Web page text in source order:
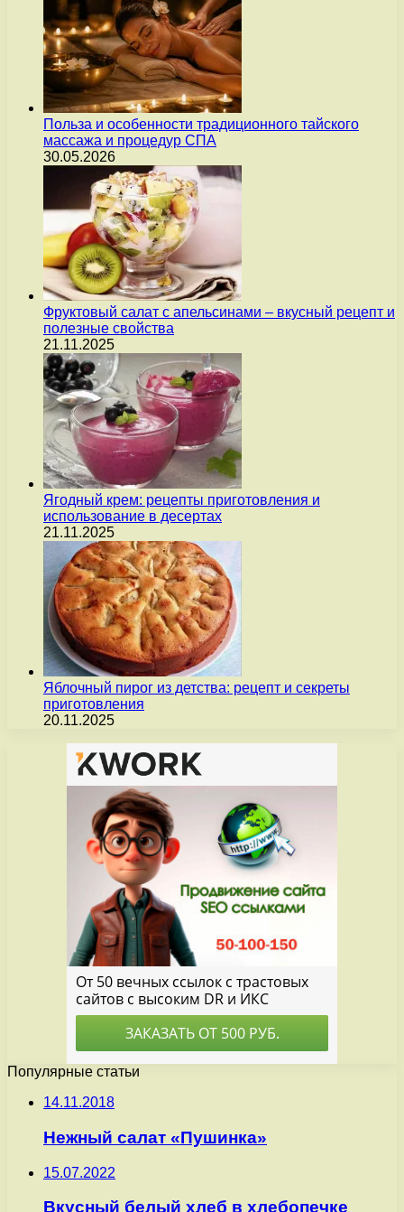
Польза и особенности традиционного тайского
массажа и процедур СПА
30.05.2026
Фруктовый салат с апельсинами – вкусный рецепт и
полезные свойства
21.11.2025
Ягодный крем: рецепты приготовления и
использование в десертах
21.11.2025
Яблочный пирог из детства: рецепт и секреты
приготовления
20.11.2025
Популярные статьи
14.11.2018
Нежный салат «Пушинка»
15.07.2022
Вкусный белый хлеб в хлебопечке